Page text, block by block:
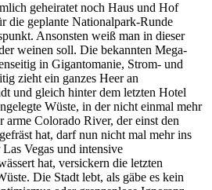
geheiratet noch Haus und Hof
die geplante Nationalpark-Runde
Ansonsten weiß man in dieser
weinen soll. Die bekannten Mega-
in Gigantomanie, Strom- und
zieht ein ganzes Heer an
und gleich hinter dem letzten Hotel
Wüste, in der nicht einmal mehr
arme Colorado River, der einst den
hat, darf nun nicht mal mehr ins
Vegas und intensive
hat, versickern die letzten
Die Stadt lebt, als gäbe es kein